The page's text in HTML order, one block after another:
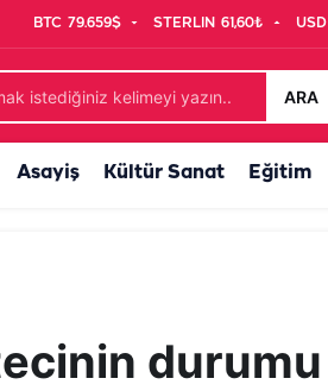
BTC 79.659$ STERLIN 61,60₺ USD
ARA
Asayiş Kültür Sanat Eğitim
durumu
uğurlandı